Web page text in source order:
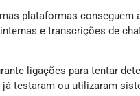
plataformas conseguem
e transcrições de
ligações para tentar
testaram ou utilizaram